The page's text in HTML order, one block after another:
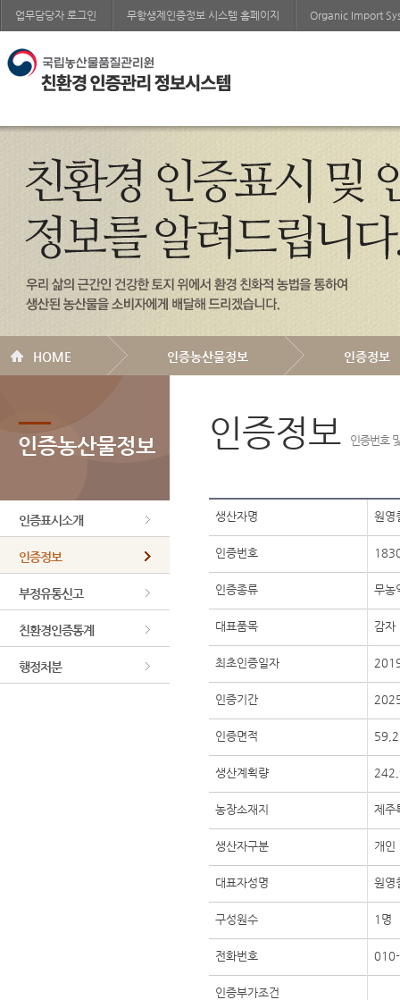
업무담당자 로그인 무항생제인증정보 시스템 홈페이지 Organic Import
HOME 인증농산물정보 인증정보
인증농산물정보
인증표시소개
인증정보
부정유통신고
친환경인증통계
행정처분
인증정보 인증번호
생산자명 원영
인증번호
인증종류 무농
대표품목 감자
최초인증일자
인증기간
인증면적
생산계획량
농장소재지 제주
생산자구분 개인
대표자성명 원영
구성원수 1명
전화번호
인증부가조건